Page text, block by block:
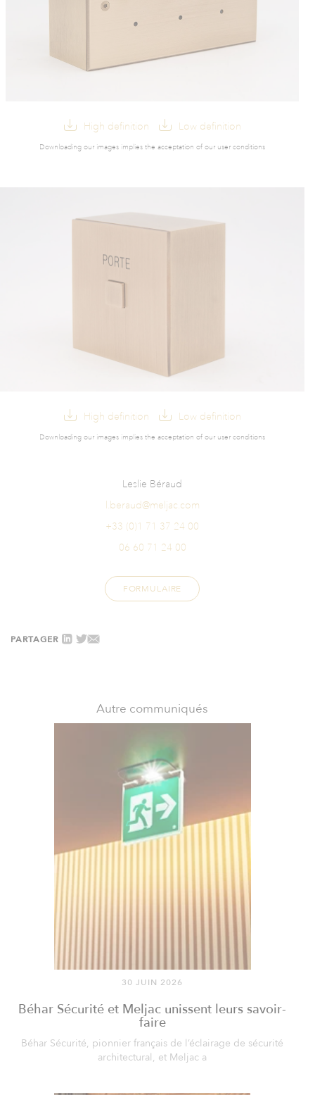
High definition Low definition
Downloading our images implies the acceptation of our user conditions
High definition Low definition
Downloading our images implies the acceptation of our user conditions
Leslie Béraud
l.beraud@meljac.com
+33 (0)1 71 37 24 00
06 60 71 24 00
FORMULAIRE
PARTAGER
Autre communiqués
30 JUIN 2026
Béhar Sécurité et Meljac unissent leurs savoir-
faire
Béhar Sécurité, pionnier français de l’éclairage de sécurité
architectural, et Meljac a